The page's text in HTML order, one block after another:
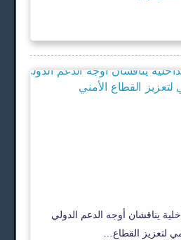
يناقشان أوجه الدعم الدولي
لتعزيز القطاع…